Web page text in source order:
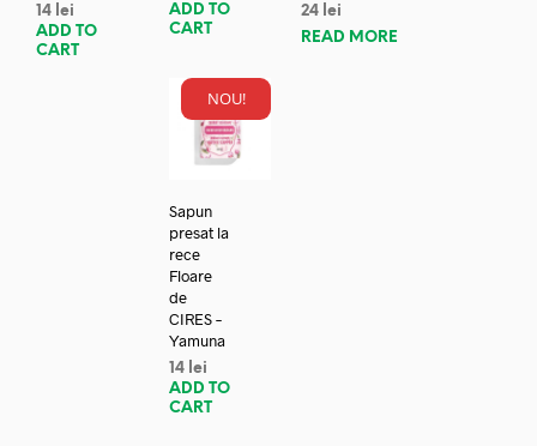
14 lei
ADD TO
CART
ADD TO
CART
24 lei
READ MORE
NOU!
Sapun
presat la
rece
Floare
de
CIRES –
Yamuna
14 lei
ADD TO
CART